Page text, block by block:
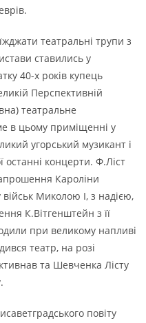
театральнi трупи з
ставились у
40-х рокiв купець
Перспективнiй
театральне
в цьому примiщеннi у
угорський музикант i
останнi концерти. Ф.Лiст
Каролiни
вiйськ Миколою I, з надiєю,
К.Вiтгенштейн з її
при великому напливi
театр, на розi
та Шевченка Лiсту
повiту